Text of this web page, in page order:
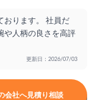
おります。 社員だ
や人柄の良さを高評
更新日：2026/07/03
会社へ見積り相談